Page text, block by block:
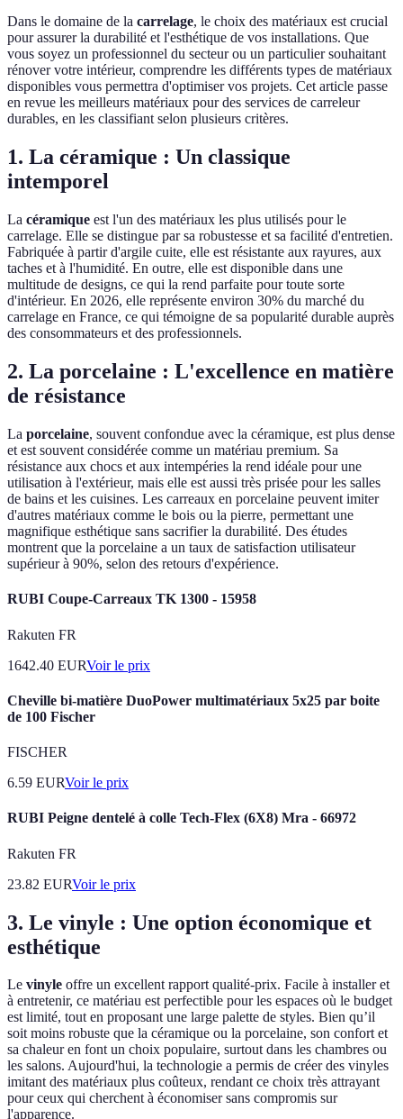
Dans le domaine de la carrelage, le choix des matériaux est crucial
pour assurer la durabilité et l'esthétique de vos installations. Que
vous soyez un professionnel du secteur ou un particulier souhaitant
rénover votre intérieur, comprendre les différents types de matériaux
disponibles vous permettra d'optimiser vos projets. Cet article passe
en revue les meilleurs matériaux pour des services de carreleur
durables, en les classifiant selon plusieurs critères.
1. La céramique : Un classique
intemporel
La céramique est l'un des matériaux les plus utilisés pour le
carrelage. Elle se distingue par sa robustesse et sa facilité d'entretien.
Fabriquée à partir d'argile cuite, elle est résistante aux rayures, aux
taches et à l'humidité. En outre, elle est disponible dans une
multitude de designs, ce qui la rend parfaite pour toute sorte
d'intérieur. En 2026, elle représente environ 30% du marché du
carrelage en France, ce qui témoigne de sa popularité durable auprès
des consommateurs et des professionnels.
2. La porcelaine : L'excellence en matière
de résistance
La porcelaine, souvent confondue avec la céramique, est plus dense
et est souvent considérée comme un matériau premium. Sa
résistance aux chocs et aux intempéries la rend idéale pour une
utilisation à l'extérieur, mais elle est aussi très prisée pour les salles
de bains et les cuisines. Les carreaux en porcelaine peuvent imiter
d'autres matériaux comme le bois ou la pierre, permettant une
magnifique esthétique sans sacrifier la durabilité. Des études
montrent que la porcelaine a un taux de satisfaction utilisateur
supérieur à 90%, selon des retours d'expérience.
RUBI Coupe-Carreaux TK 1300 - 15958
Rakuten FR
1642.40 EURVoir le prix
Cheville bi-matière DuoPower multimatériaux 5x25 par boite
de 100 Fischer
FISCHER
6.59 EURVoir le prix
RUBI Peigne dentelé à colle Tech-Flex (6X8) Mra - 66972
Rakuten FR
23.82 EURVoir le prix
3. Le vinyle : Une option économique et
esthétique
Le vinyle offre un excellent rapport qualité-prix. Facile à installer et
à entretenir, ce matériau est perfectible pour les espaces où le budget
est limité, tout en proposant une large palette de styles. Bien qu’il
soit moins robuste que la céramique ou la porcelaine, son confort et
sa chaleur en font un choix populaire, surtout dans les chambres ou
les salons. Aujourd'hui, la technologie a permis de créer des vinyles
imitant des matériaux plus coûteux, rendant ce choix très attrayant
pour ceux qui cherchent à économiser sans compromis sur
l'apparence.